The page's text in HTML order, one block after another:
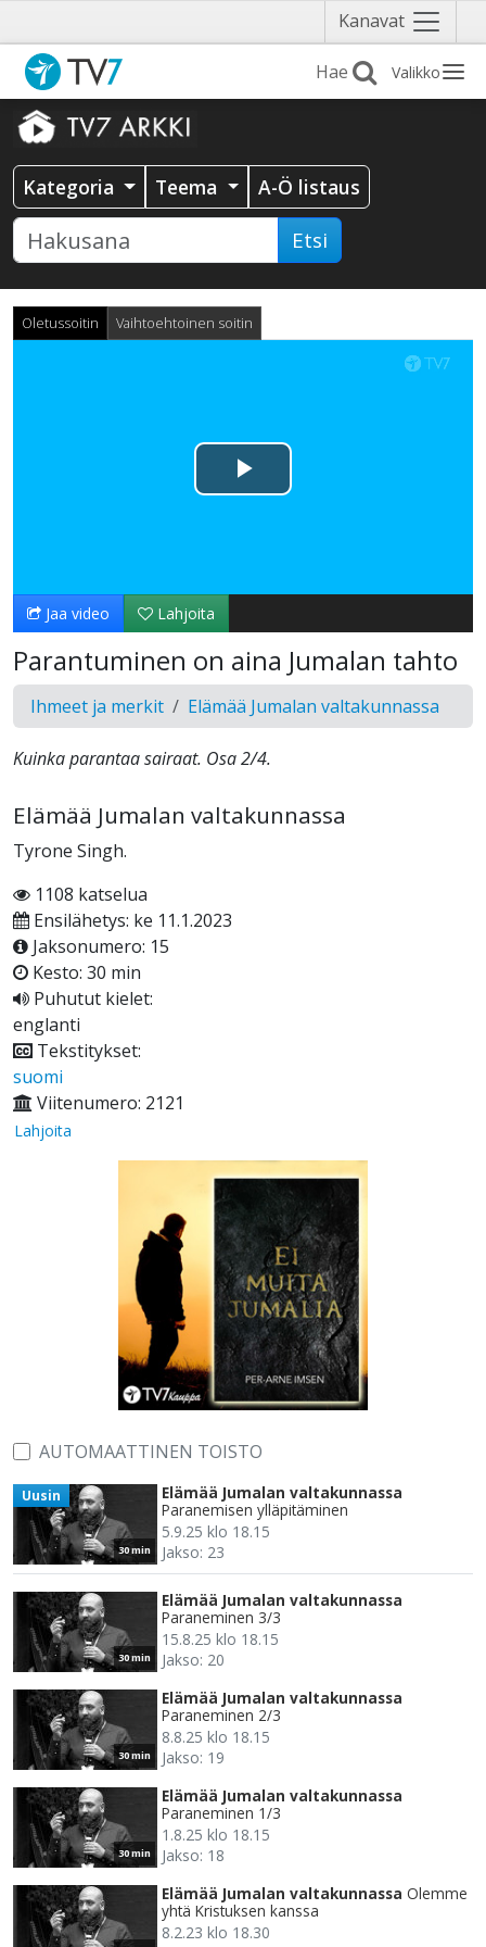
Kanavat Näytä
valikko
Valikko
Kategoria Teema A-Ö listaus
Etsi
Oletussoitin Vaihtoehtoinen soitin
Toista
Jaa video Lahjoita
Parantuminen on aina Jumalan tahto
Ihmeet ja merkit Elämää Jumalan valtakunnassa
Kuinka parantaa sairaat. Osa 2/4.
Elämää Jumalan valtakunnassa
Tyrone Singh.
1108 katselua
Ensilähetys: ke 11.1.2023
Jaksonumero: 15
Kesto: 30 min
Puhutut kielet:
englanti
Tekstitykset:
suomi
Viitenumero: 2121
Lahjoita
AUTOMAATTINEN TOISTO
30 min
Uusin
Elämää Jumalan valtakunnassa
Paranemisen ylläpitäminen
5.9.25 klo 18.15
Jakso: 23
30 min
Elämää Jumalan valtakunnassa
Paraneminen 3/3
15.8.25 klo 18.15
Jakso: 20
30 min
Elämää Jumalan valtakunnassa
Paraneminen 2/3
8.8.25 klo 18.15
Jakso: 19
30 min
Elämää Jumalan valtakunnassa
Paraneminen 1/3
1.8.25 klo 18.15
Jakso: 18
Elämää Jumalan valtakunnassa Olemme
yhtä Kristuksen kanssa
8.2.23 klo 18.30